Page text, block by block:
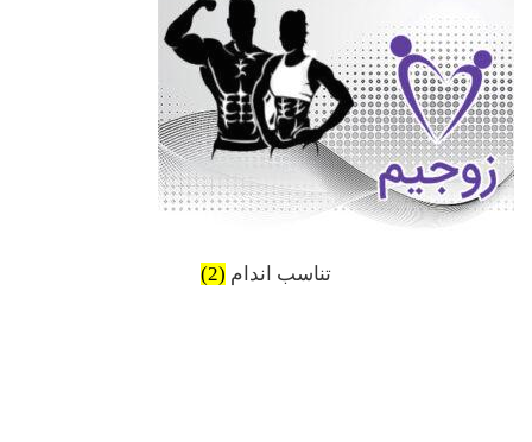
تناسب اندام (2)